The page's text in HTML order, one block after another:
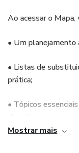
Ao acessar o Mapa,
• Um
• Listas de
prática;
• Tópicos
Mostrar mais